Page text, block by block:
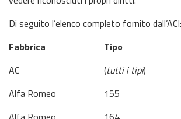
Di seguito l’elenco completo fornito dall’ACI:
Fabbrica
Tipo
AC
(tutti i tipi)
Alfa Romeo
155